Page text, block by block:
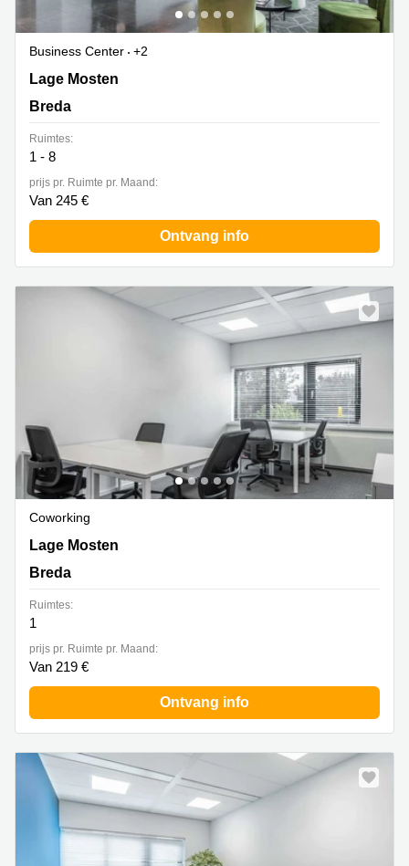
Business Center
+2
Lage Mosten 49-63, Breda
Lage Mosten
Breda
Ruimtes:
1 - 8
prijs pr. Ruimte pr. Maand:
Van 245 €
Ontvang info
Coworking
Lage Mosten 49-63, Breda
Lage Mosten
Breda
Ruimtes:
1
prijs pr. Ruimte pr. Maand:
Van 219 €
Ontvang info